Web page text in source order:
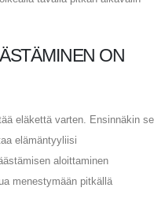
ON
eläkettä varten. Ensinnäkin se
elämäntyyliisi
aloittaminen
menestymään pitkällä